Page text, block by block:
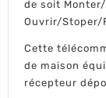
de soit
Ouvrir/Stoper/
Cette
de maison
récepteur